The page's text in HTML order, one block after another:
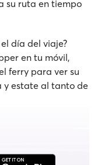
su ruta en tiempo
día del viaje?
en tu móvil,
ferry para ver su
y estate al tanto de